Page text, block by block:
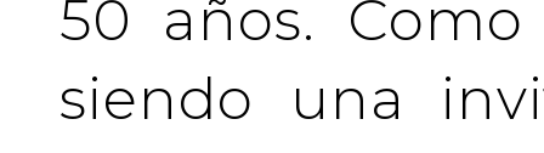
50 años.
siendo una